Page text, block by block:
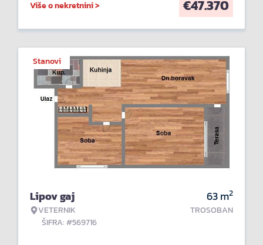
Više o nekretnini > €47.370
Stanovi
Lipov gaj
VETERNIK
ŠIFRA: #569716
63m2
TROSOBAN